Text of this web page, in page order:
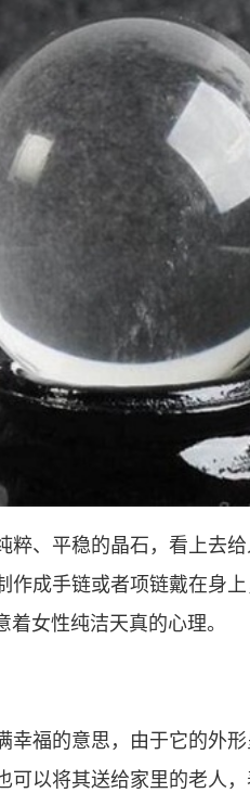
粹、平稳的晶石，看上去
作成手链或者项链戴在身
女性纯洁天真的心理。
幸福的意思，由于它的外
可以将其送给家里的老人